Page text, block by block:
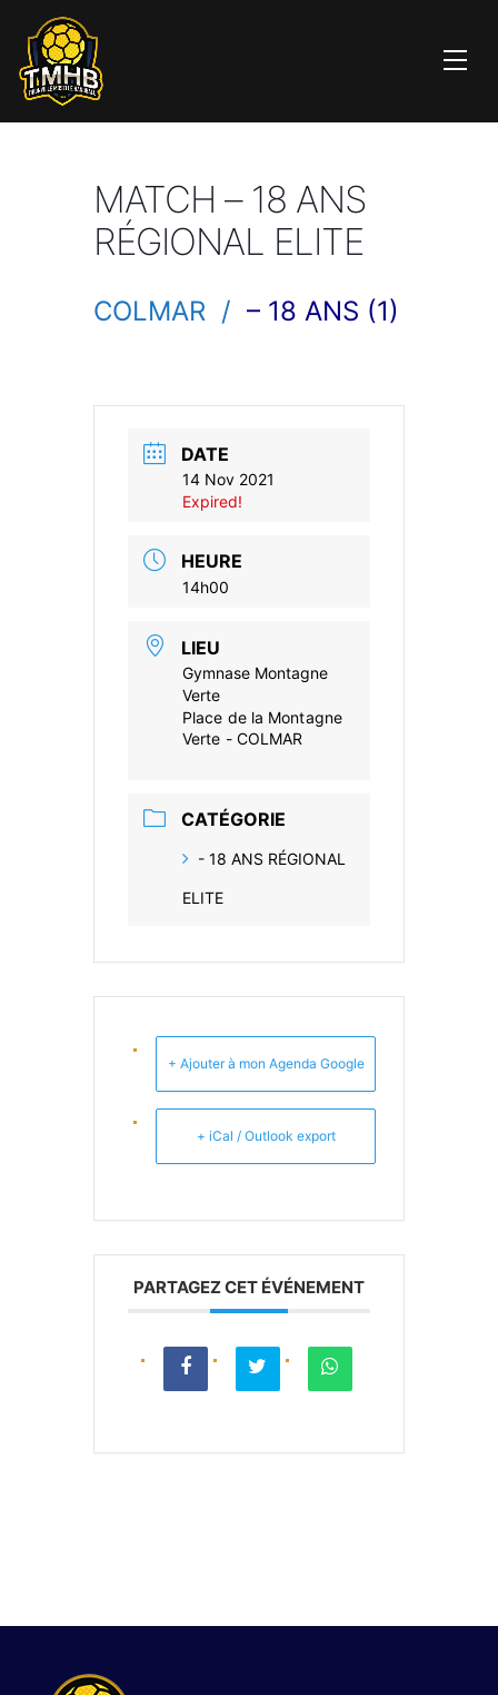
MATCH – 18 ANS
RÉGIONAL ELITE
COLMAR / – 18 ANS (1)
DATE
14 Nov 2021
Expired!
HEURE
14h00
LIEU
Gymnase Montagne
Verte
Place de la Montagne
Verte - COLMAR
CATÉGORIE
- 18 ANS RÉGIONAL
ELITE
+ Ajouter à mon Agenda Google
+ iCal / Outlook export
PARTAGEZ CET ÉVÉNEMENT